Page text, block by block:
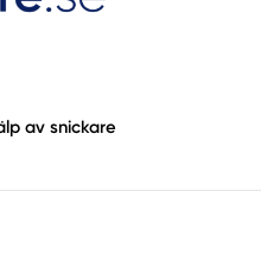
av snickare